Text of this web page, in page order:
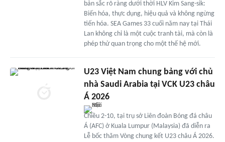
bản sắc rõ ràng dưới thời HLV Kim Sang-sik:
Biến hóa, thực dụng, hiệu quả và không ngừng
tiến hóa. SEA Games 33 cuối năm nay tại Thái
Lan không chỉ là một cuộc tranh tài, mà còn là
phép thử quan trọng cho một thế hệ mới.
U23 Việt Nam chung bảng với chủ
nhà Saudi Arabia tại VCK U23 châu
Á 2026
Chiều 2-10, tại trụ sở Liên đoàn Bóng đá châu
Á (AFC) ở Kuala Lumpur (Malaysia) đã diễn ra
Lễ bốc thăm Vòng chung kết U23 châu Á 2026.